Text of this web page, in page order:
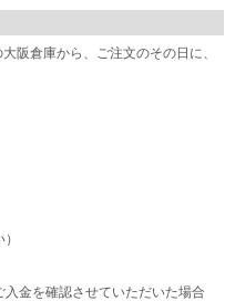
阪倉庫から、ご注文のその日に、
金を確認させていただいた場合